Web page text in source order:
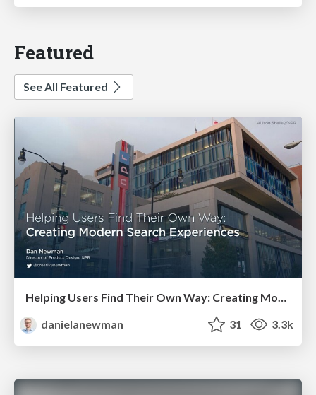
Featured
See All Featured
Helping Users Find Their Own Way: Creating Modern Search Experiences
danielanewman
31 3.3k